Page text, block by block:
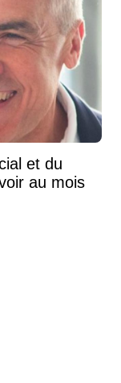
et du
au mois